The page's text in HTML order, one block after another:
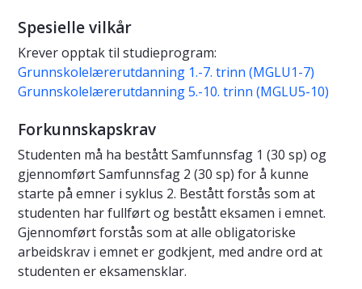
Spesielle vilkår
Krever opptak til studieprogram:
Grunnskolelærerutdanning 1.-7. trinn (MGLU1-7)
Grunnskolelærerutdanning 5.-10. trinn (MGLU5-10)
Forkunnskapskrav
Studenten må ha bestått Samfunnsfag 1 (30 sp) og
gjennomført Samfunnsfag 2 (30 sp) for å kunne
starte på emner i syklus 2. Bestått forstås som at
studenten har fullført og bestått eksamen i emnet.
Gjennomført forstås som at alle obligatoriske
arbeidskrav i emnet er godkjent, med andre ord at
studenten er eksamensklar.